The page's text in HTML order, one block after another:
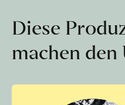
Diese
machen